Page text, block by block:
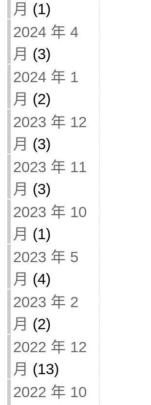
月 (1)
2024 年 4
月 (3)
2024 年 1
月 (2)
2023 年 12
月 (3)
2023 年 11
月 (3)
2023 年 10
月 (1)
2023 年 5
月 (4)
2023 年 2
月 (2)
2022 年 12
月 (13)
2022 年 10